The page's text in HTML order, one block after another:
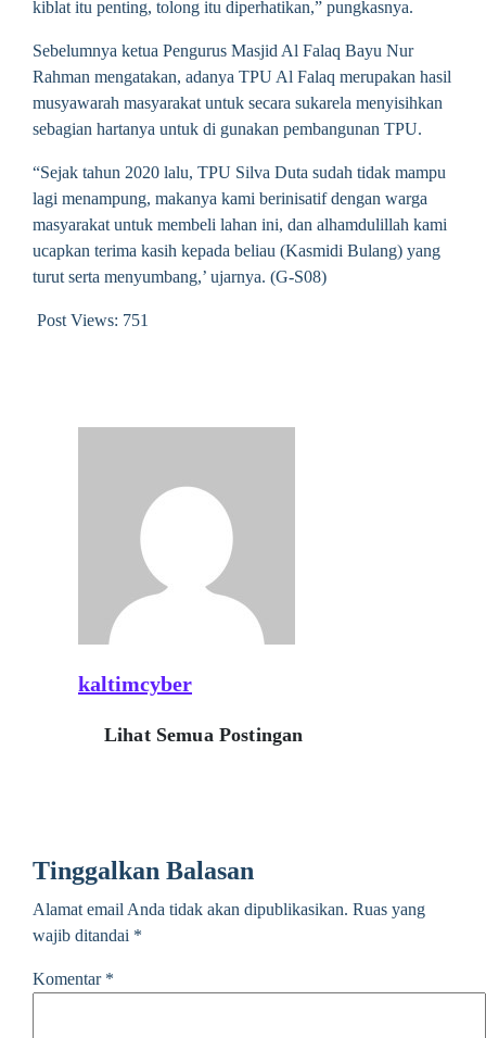
kiblat itu penting, tolong itu diperhatikan,” pungkasnya.
Sebelumnya ketua Pengurus Masjid Al Falaq Bayu Nur
Rahman mengatakan, adanya TPU Al Falaq merupakan hasil
musyawarah masyarakat untuk secara sukarela menyisihkan
sebagian hartanya untuk di gunakan pembangunan TPU.
“Sejak tahun 2020 lalu, TPU Silva Duta sudah tidak mampu
lagi menampung, makanya kami berinisatif dengan warga
masyarakat untuk membeli lahan ini, dan alhamdulillah kami
ucapkan terima kasih kepada beliau (Kasmidi Bulang) yang
turut serta menyumbang,’ ujarnya. (G-S08)
Post Views: 751
kaltimcyber
Lihat Semua Postingan
Tinggalkan Balasan
Alamat email Anda tidak akan dipublikasikan. Ruas yang
wajib ditandai *
Komentar *